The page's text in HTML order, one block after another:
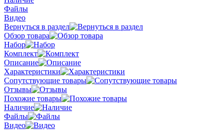
Файлы
Видео
Вернуться в раздел
Обзор товара
Набор
Комплект
Описание
Характеристики
Сопутствующие товары
Отзывы
Похожие товары
Наличие
Файлы
Видео